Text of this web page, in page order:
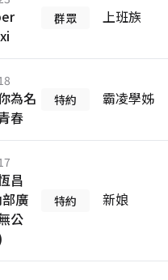
群眾 上班族
為名
春
特約 霸凌學姊
昌
廣
公
特約 新娘